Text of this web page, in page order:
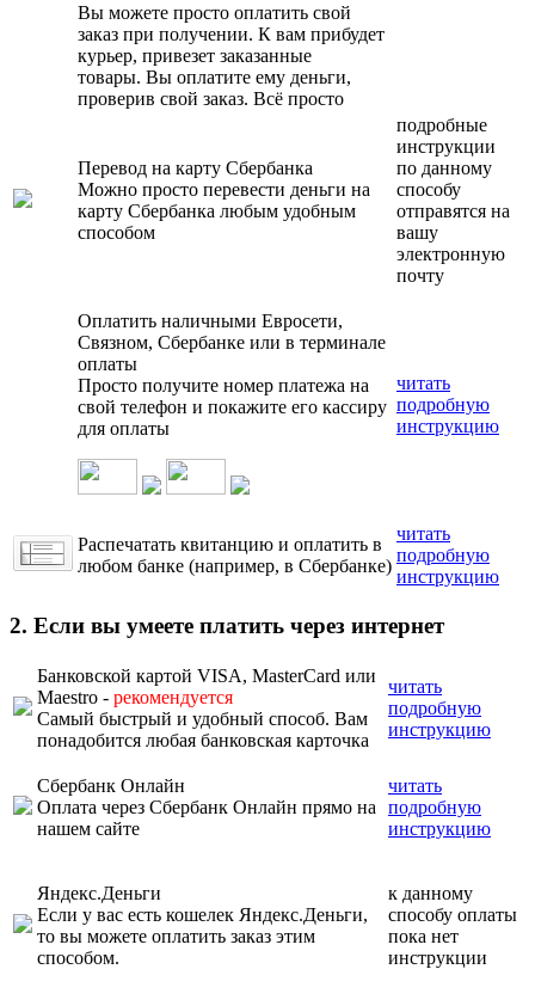
Вы можете просто оплатить свой
заказ при получении. К вам прибудет
курьер, привезет заказанные
товары. Вы оплатите ему деньги,
проверив свой заказ. Всё просто
Перевод на карту Сбербанка
Можно просто перевести деньги на
карту Сбербанка любым удобным
способом
подробные
инструкции
по данному
способу
отправятся на
вашу
электронную
почту
Оплатить наличными Евросети,
Связном, Сбербанке или в терминале
оплаты
Просто получите номер платежа на
свой телефон и покажите его кассиру
для оплаты
читать
подробную
инструкцию
Распечатать квитанцию и оплатить в
любом банке (например, в Сбербанке)
читать
подробную
инструкцию
2. Если вы умеете платить через интернет
Банковской картой VISA, MasterCard или
Maestro - рекомендуется
Самый быстрый и удобный способ. Вам
понадобится любая банковская карточка
читать
подробную
инструкцию
Сбербанк Онлайн
Оплата через Сбербанк Онлайн прямо на
нашем сайте
читать
подробную
инструкцию
Яндекс.Деньги
Если у вас есть кошелек Яндекс.Деньги,
то вы можете оплатить заказ этим
способом.
к данному
способу оплаты
пока нет
инструкции